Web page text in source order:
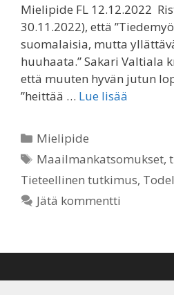
Mielipide FL 12.12.2022
30.11.2022), että
suomalaisia, mutta
huuhaata.” Sakari Valtiala
että muuten hyvän jutun
”heittää … Lue lisää
Kategoriat
Mielipide
Avainsanat
Maailmankatsomukset,
Tieteellinen tutkimus,
Jätä kommentti